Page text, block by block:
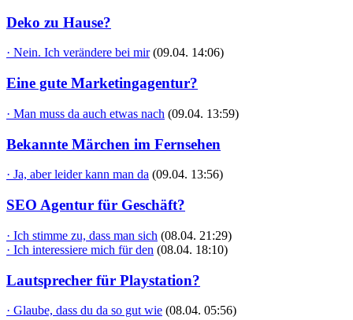
Deko zu Hause?
· Nein. Ich verändere bei mir (09.04. 14:06)
Eine gute Marketingagentur?
· Man muss da auch etwas nach (09.04. 13:59)
Bekannte Märchen im Fernsehen
· Ja, aber leider kann man da (09.04. 13:56)
SEO Agentur für Geschäft?
· Ich stimme zu, dass man sich (08.04. 21:29)
· Ich interessiere mich für den (08.04. 18:10)
Lautsprecher für Playstation?
· Glaube, dass du da so gut wie (08.04. 05:56)